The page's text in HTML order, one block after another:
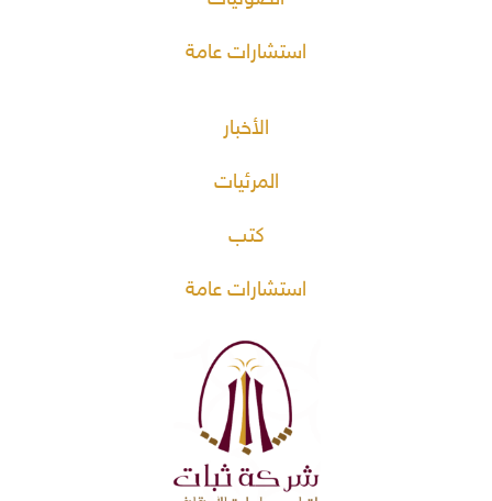
استشارات عامة
الأخبار
المرئيات
كتب
استشارات عامة